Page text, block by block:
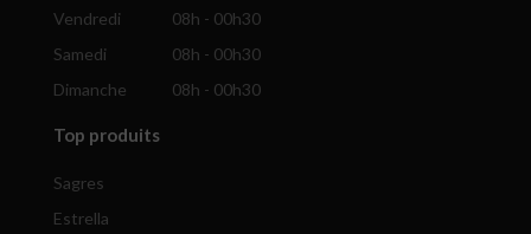
Vendredi
08h - 00h30
Samedi
08h - 00h30
Dimanche
08h - 00h30
Top produits
Sagres
Estrella